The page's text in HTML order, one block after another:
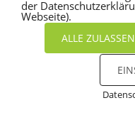
der
Webseite).
ALLE ZULASSEN